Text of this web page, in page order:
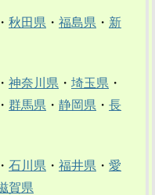
・ 秋田県 ・ 福島県 ・ 新
・ 神奈川県 ・ 埼玉県 ・
・ 群馬県 ・ 静岡県 ・ 長
・ 石川県 ・ 福井県 ・ 愛
賀県